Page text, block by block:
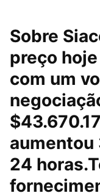
Sobre
preço
com um
aumentou
24